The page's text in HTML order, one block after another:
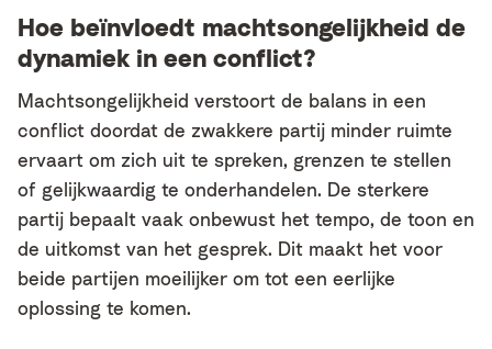
Hoe beïnvloedt machtsongelijkheid de
dynamiek in een conflict?
Machtsongelijkheid verstoort de balans in een
conflict doordat de zwakkere partij minder ruimte
ervaart om zich uit te spreken, grenzen te stellen
of gelijkwaardig te onderhandelen. De sterkere
partij bepaalt vaak onbewust het tempo, de toon en
de uitkomst van het gesprek. Dit maakt het voor
beide partijen moeilijker om tot een eerlijke
oplossing te komen.